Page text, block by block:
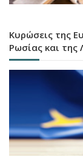
Κυρώσεις της
Ρωσίας και της